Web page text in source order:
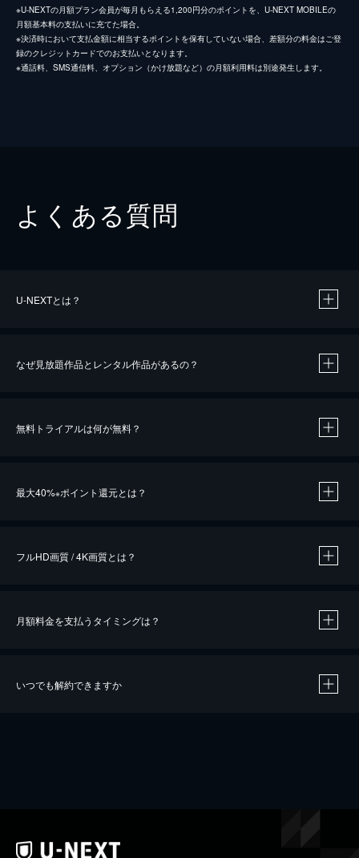
※U-NEXTの月額プラン会員が毎月もらえる1,200円分のポイントを、U-NEXT MOBILEの
月額基本料の支払いに充てた場合。
※決済時において支払金額に相当するポイントを保有していない場合、差額分の料金はご登
録のクレジットカードでのお支払いとなります。
※通話料、SMS通信料、オプション（かけ放題など）の月額利用料は別途発生します。
よくある質問
U-NEXTとは？
なぜ見放題作品とレンタル作品があるの？
無料トライアルは何が無料？
最大40%※ポイント還元とは？
※40％ポイント還元の対象は、クレジットカード決済による作品の購入 / レンタルです。
フルHD画質 / 4K画質とは？
月額料金を支払うタイミングは？
いつでも解約できますか